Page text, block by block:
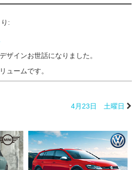
り:
ザインお世話になりました。
ュームです。
4月23日 土曜日